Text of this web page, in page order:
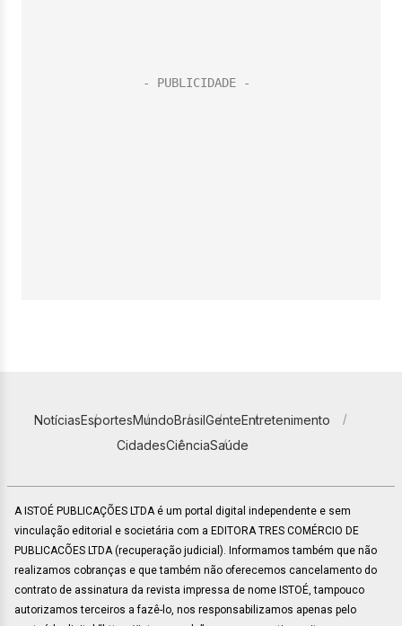
NotíciasEsportesMundoBrasilGenteEntretenimento
CidadesCiênciaSaúde
A ISTOÉ PUBLICAÇÕES LTDA é um portal digital independente e sem
vinculação editorial e societária com a EDITORA TRES COMÉRCIO DE
PUBLICACÕES LTDA (recuperação judicial). Informamos também que não
realizamos cobranças e que também não oferecemos cancelamento do
contrato de assinatura da revista impressa de nome ISTOÉ, tampouco
autorizamos terceiros a fazê-lo, nos responsabilizamos apenas pelo